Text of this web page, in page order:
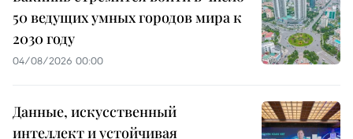
50 ведущих умных городов мира к
2030 году
04/08/2026 00:00
Данные, искусственный
интеллект и устойчивая